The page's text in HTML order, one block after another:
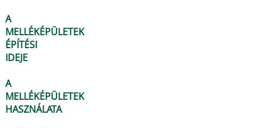
A
MELLÉKÉPÜLETEK
ÉPÍTÉSI
IDEJE
A
MELLÉKÉPÜLETEK
HASZNÁLATA